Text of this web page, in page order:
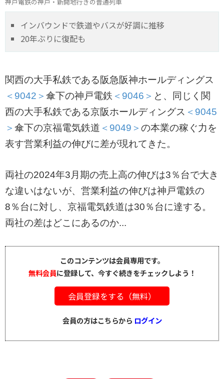
神戸電鉄の神戸・新開地行きの普通列車
インバウンドで鉄道やバスが好調に推移
20年ぶりに復配も
関西の大手私鉄である阪急阪神ホールディングス
＜9042＞ 傘下の神戸電鉄 ＜9046＞ と、同じく関
西の大手私鉄である京阪ホールディングス ＜9045
＞ 傘下の京福電気鉄道 ＜9049＞ の本業の稼ぐ力を
表す営業利益の伸びに差が現れてきた。
両社の2024年3月期の売上高の伸びは3％台で大き
な違いはないが、営業利益の伸びは神戸電鉄の
8％台に対し、京福電気鉄道は30％台に達する。
両社の差はどこにあるのか...
このコンテンツは会員専用です。
無料会員に登録して、今すぐ続きをチェックしよう！
会員登録をする（無料）
会員の方はこちらから ログイン